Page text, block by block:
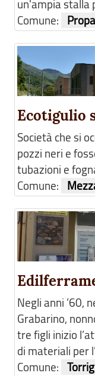
un'ampia stalla
Comune:
Ecotigulio
Società che si
pozzi neri e
tubazioni e
Comune:
Negli anni ’60,
Grabarino,
tre figli inizio
di materiali per
Comune: